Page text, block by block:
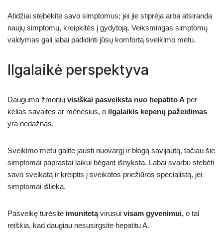
Atidžiai stebėkite savo simptomus; jei jie stiprėja arba atsiranda
naujų simptomų, kreipkitės į gydytoją. Veiksmingas simptomų
valdymas gali labai padidinti jūsų komfortą sveikimo metu.
Ilgalaikė perspektyva
Dauguma žmonių visiškai pasveiksta nuo hepatito A per
kelias savaites ar mėnesius, o ilgalaikis kepenų pažeidimas
yra nedažnas.
Sveikimo metu galite jausti nuovargį ir blogą savijautą, tačiau šie
simptomai paprastai laikui bėgant išnyksta. Labai svarbu stebėti
savo sveikatą ir kreiptis į sveikatos priežiūros specialistą, jei
simptomai išlieka.
Pasveikę turėsite imunitetąvirusui visam gyvenimui, o tai
reiškia, kad daugiau nesusirgsite hepatitu A.